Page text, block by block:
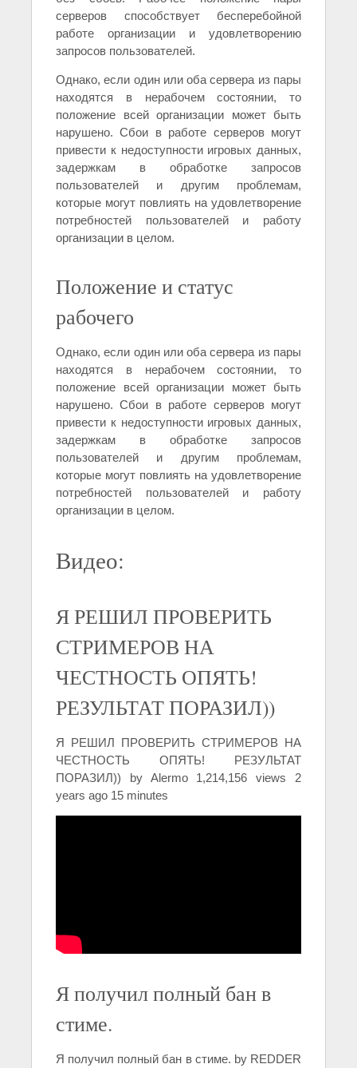
серверов способствует бесперебойной
работе организации и удовлетворению
запросов пользователей.
Однако, если один или оба сервера из пары
находятся в нерабочем состоянии, то
положение всей организации может быть
нарушено. Сбои в работе серверов могут
привести к недоступности игровых данных,
задержкам в обработке запросов
пользователей и другим проблемам,
которые могут повлиять на удовлетворение
потребностей пользователей и работу
организации в целом.
Положение и статус
рабочего
Однако, если один или оба сервера из пары
находятся в нерабочем состоянии, то
положение всей организации может быть
нарушено. Сбои в работе серверов могут
привести к недоступности игровых данных,
задержкам в обработке запросов
пользователей и другим проблемам,
которые могут повлиять на удовлетворение
потребностей пользователей и работу
организации в целом.
Видео:
Я РЕШИЛ ПРОВЕРИТЬ
СТРИМЕРОВ НА
ЧЕСТНОСТЬ ОПЯТЬ!
РЕЗУЛЬТАТ ПОРАЗИЛ))
Я РЕШИЛ ПРОВЕРИТЬ СТРИМЕРОВ НА
ЧЕСТНОСТЬ ОПЯТЬ! РЕЗУЛЬТАТ
ПОРАЗИЛ)) by Alermo 1,214,156 views 2
years ago 15 minutes
Я получил полный бан в
стиме.
Я получил полный бан в стиме. by REDDER